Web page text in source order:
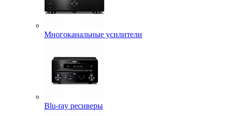
Многоканальные усилители
Blu-ray ресиверы